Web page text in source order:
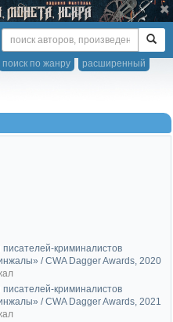
расширенный
поиск по жанру
криминалистов
/ CWA Dagger Awards, 2020
криминалистов
/ CWA Dagger Awards, 2021